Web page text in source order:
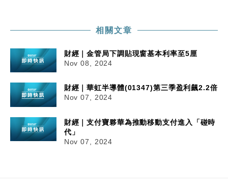
相關文章
財經｜金管局下調貼現窗基本利率至5厘
Nov 08, 2024
財經｜華虹半導體(01347)第三季盈利飆2.2倍
Nov 07, 2024
財經｜支付寶夥華為推動移動支付進入「碰時
代」
Nov 07, 2024